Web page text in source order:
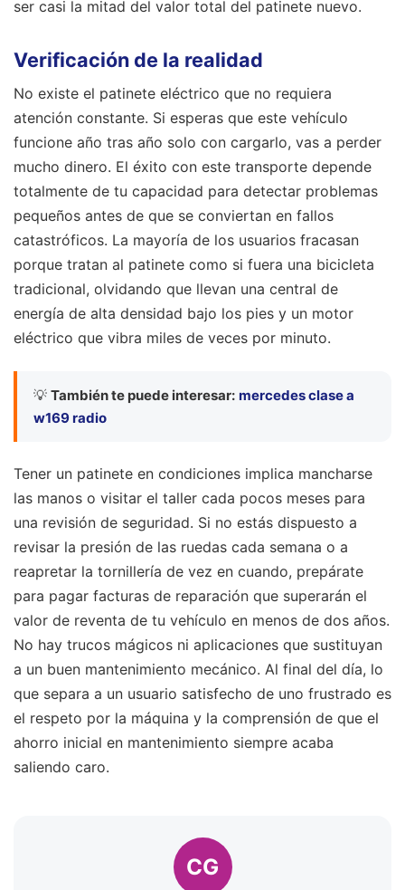
ser casi la mitad del valor total del patinete nuevo.
Verificación de la realidad
No existe el patinete eléctrico que no requiera
atención constante. Si esperas que este vehículo
funcione año tras año solo con cargarlo, vas a perder
mucho dinero. El éxito con este transporte depende
totalmente de tu capacidad para detectar problemas
pequeños antes de que se conviertan en fallos
catastróficos. La mayoría de los usuarios fracasan
porque tratan al patinete como si fuera una bicicleta
tradicional, olvidando que llevan una central de
energía de alta densidad bajo los pies y un motor
eléctrico que vibra miles de veces por minuto.
💡 También te puede interesar: mercedes clase a
w169 radio
Tener un patinete en condiciones implica mancharse
las manos o visitar el taller cada pocos meses para
una revisión de seguridad. Si no estás dispuesto a
revisar la presión de las ruedas cada semana o a
reapretar la tornillería de vez en cuando, prepárate
para pagar facturas de reparación que superarán el
valor de reventa de tu vehículo en menos de dos años.
No hay trucos mágicos ni aplicaciones que sustituyan
a un buen mantenimiento mecánico. Al final del día, lo
que separa a un usuario satisfecho de uno frustrado es
el respeto por la máquina y la comprensión de que el
ahorro inicial en mantenimiento siempre acaba
saliendo caro.
CG